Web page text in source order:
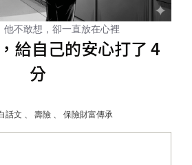
他不敢想，卻一直放在心裡
給自己的安心打了 4
分
話文 壽險 保險財富傳承